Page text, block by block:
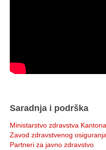
Saradnja i podrška
Ministarstvo zdravstva
Zavod zdravstvenog
Partneri za javno zdravstvo